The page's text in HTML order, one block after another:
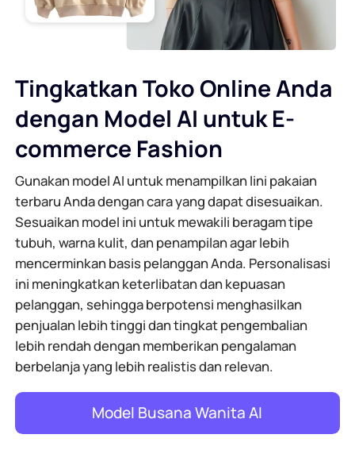
Tingkatkan Toko Online Anda
dengan Model AI untuk E-
commerce Fashion
Gunakan model AI untuk menampilkan lini pakaian
terbaru Anda dengan cara yang dapat disesuaikan.
Sesuaikan model ini untuk mewakili beragam tipe
tubuh, warna kulit, dan penampilan agar lebih
mencerminkan basis pelanggan Anda. Personalisasi
ini meningkatkan keterlibatan dan kepuasan
pelanggan, sehingga berpotensi menghasilkan
penjualan lebih tinggi dan tingkat pengembalian
lebih rendah dengan memberikan pengalaman
berbelanja yang lebih realistis dan relevan.
Model Busana Wanita AI